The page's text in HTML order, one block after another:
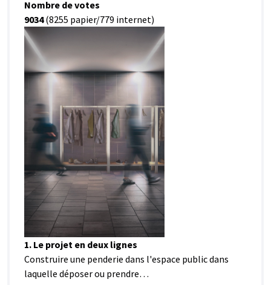
Nombre de votes
9034(8255 papier/779 internet)
1. Le projet en deux lignes
Construire une penderie dans l'espace public dans
laquelle déposer ou prendre…